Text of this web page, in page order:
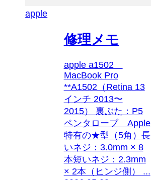
apple
修理メモ
apple a1502
MacBook Pro
**A1502（Retina 13
インチ 2013〜
2015） 裏ぶた：P5
ペンタローブ Apple
特有の★型（5角）長
いネジ：3.0mm × 8
本短いネジ：2.3mm
× 2本（ヒンジ側） ...